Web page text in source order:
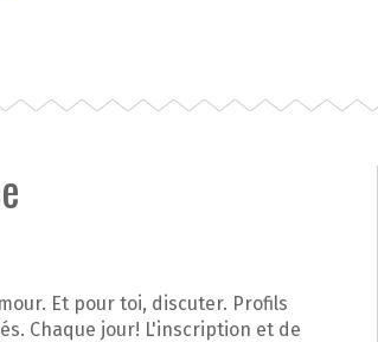
Et pour toi, discuter. Profils
Chaque jour! L'inscription et de